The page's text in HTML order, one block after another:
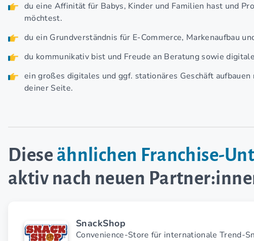
du eine Affinität für Babys, Kinder und Familien hast und
möchtest.
du ein Grundverständnis für E-Commerce, Markenaufbau
du kommunikativ bist und Freude an Beratung sowie
ein großes digitales und ggf. stationäres Geschäft
deiner Seite.
Diese ähnlichen Franchise-
aktiv nach neuen
SnackShop
Convenience-Store für internationale Trend-